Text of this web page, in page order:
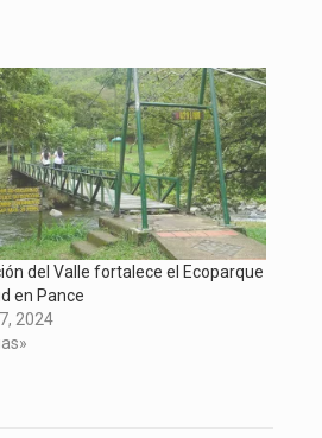
del Valle fortalece el Ecoparque
en Pance
2024